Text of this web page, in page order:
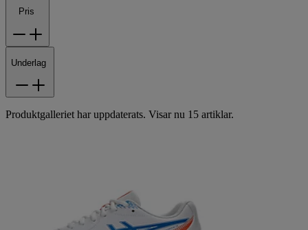
Pris
Underlag
Produktgalleriet har uppdaterats. Visar nu 15 artiklar.